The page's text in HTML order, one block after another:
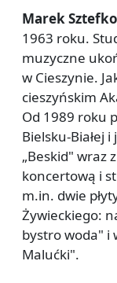
Marek Sztefko
1963 roku.
muzyczne
w Cieszynie.
cieszyńskim
Od 1989 roku
Bielsku-Białej
„Beskid" wraz
koncertową i
m.in. dwie
Żywieckiego:
bystro woda" i
Malućki".